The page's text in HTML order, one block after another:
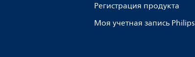
Регистрация продукта
Моя учетная запись Philips